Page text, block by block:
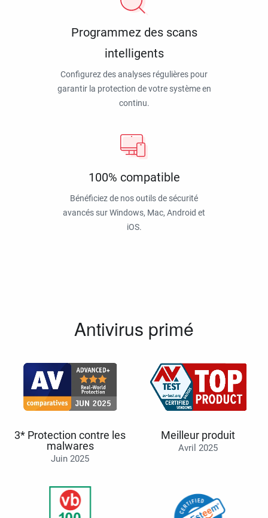
Programmez des scans
intelligents
Configurez des analyses régulières pour
garantir la protection de votre système en
continu.
100% compatible
Bénéficiez de nos outils de sécurité
avancés sur Windows, Mac, Android et
iOS.
Antivirus primé
3* Protection contre les
malwares
Juin 2025
Meilleur produit
Avril 2025